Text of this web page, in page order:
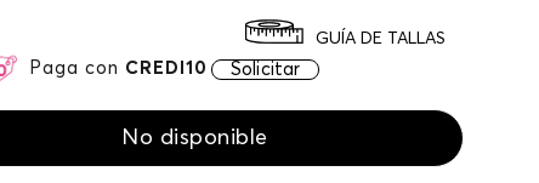
Paga con CREDI10 Solicitar
GUÍA DE TALLAS
No disponible